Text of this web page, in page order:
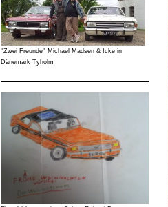
''Zwei Freunde'' Michael Madsen & Icke in
Dänemark Tyholm